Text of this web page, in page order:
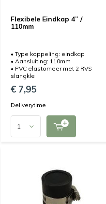
Flexibele Eindkap 4” /
110mm
• Type koppeling: eindkap
• Aansluiting: 110mm
• PVC elastomeer met 2 RVS
slangkle
€ 7,95
Deliverytime